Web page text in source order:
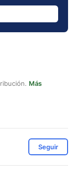
Más
Seguir